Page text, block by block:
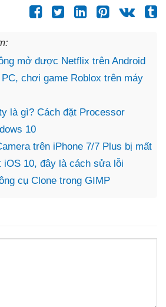
mở được Netflix trên Android
chơi game Roblox trên máy
là gì? Cách đặt Processor
10
trên iPhone 7/7 Plus bị mất
iOS 10, đây là cách sửa lỗi
cụ Clone trong GIMP